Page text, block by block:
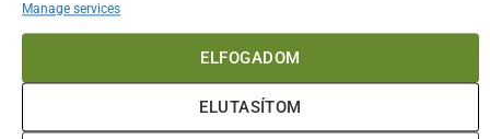
Manage services
ELFOGADOM
ELUTASÍTOM
gyömbér, fokhagyma, csokoládé és egyéb fűszerek finom
reszelésére is, így sokoldalú kiegészítője minden
konyhának.
Praktikus tárolás és tisztítás
A reszelőhöz tartozik egy védőburkolat, amely megóvja a